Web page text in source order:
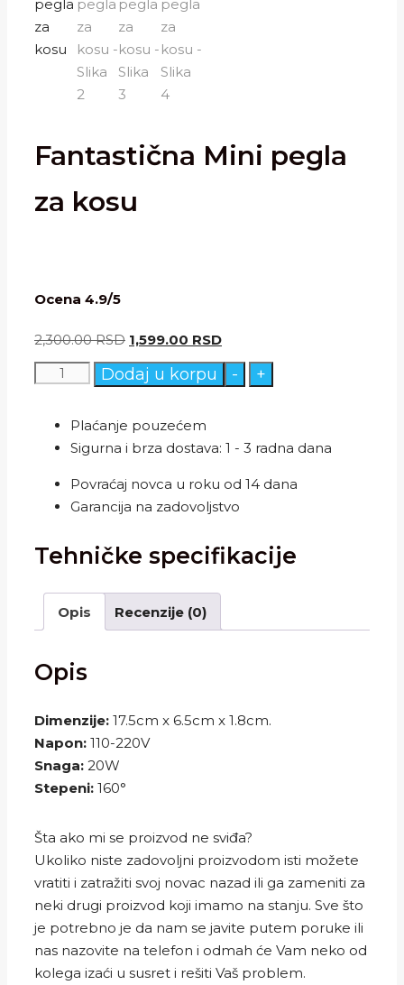
Fantastična Mini pegla
za kosu
Ocena 4.9/5
2,300.00RSD Originalna
cena
je
2,300.00 RSD.
1,599.00 RSDTrenutna
cena
je:-
Fantastična
pegla
količina
+
Dodaj u korpu
Plaćanje pouzećem
Sigurna i brza dostava: 1 - 3 radna dana
Povraćaj novca u roku od 14 dana
Garancija na zadovoljstvo
Tehničke specifikacije
Opis Recenzije (0)
Opis
Dimenzije: 17.5cm x 6.5cm x 1.8cm.
Napon: 110-220V
Snaga: 20W
Stepeni: 160°
Šta ako mi se proizvod ne sviđa?
Ukoliko niste zadovoljni proizvodom isti možete
vratiti i zatražiti svoj novac nazad ili ga zameniti za
neki drugi proizvod koji imamo na stanju. Sve što
je potrebno je da nam se javite putem poruke ili
nas nazovite na telefon i odmah će Vam neko od
kolega izaći u susret i rešiti Vaš problem.